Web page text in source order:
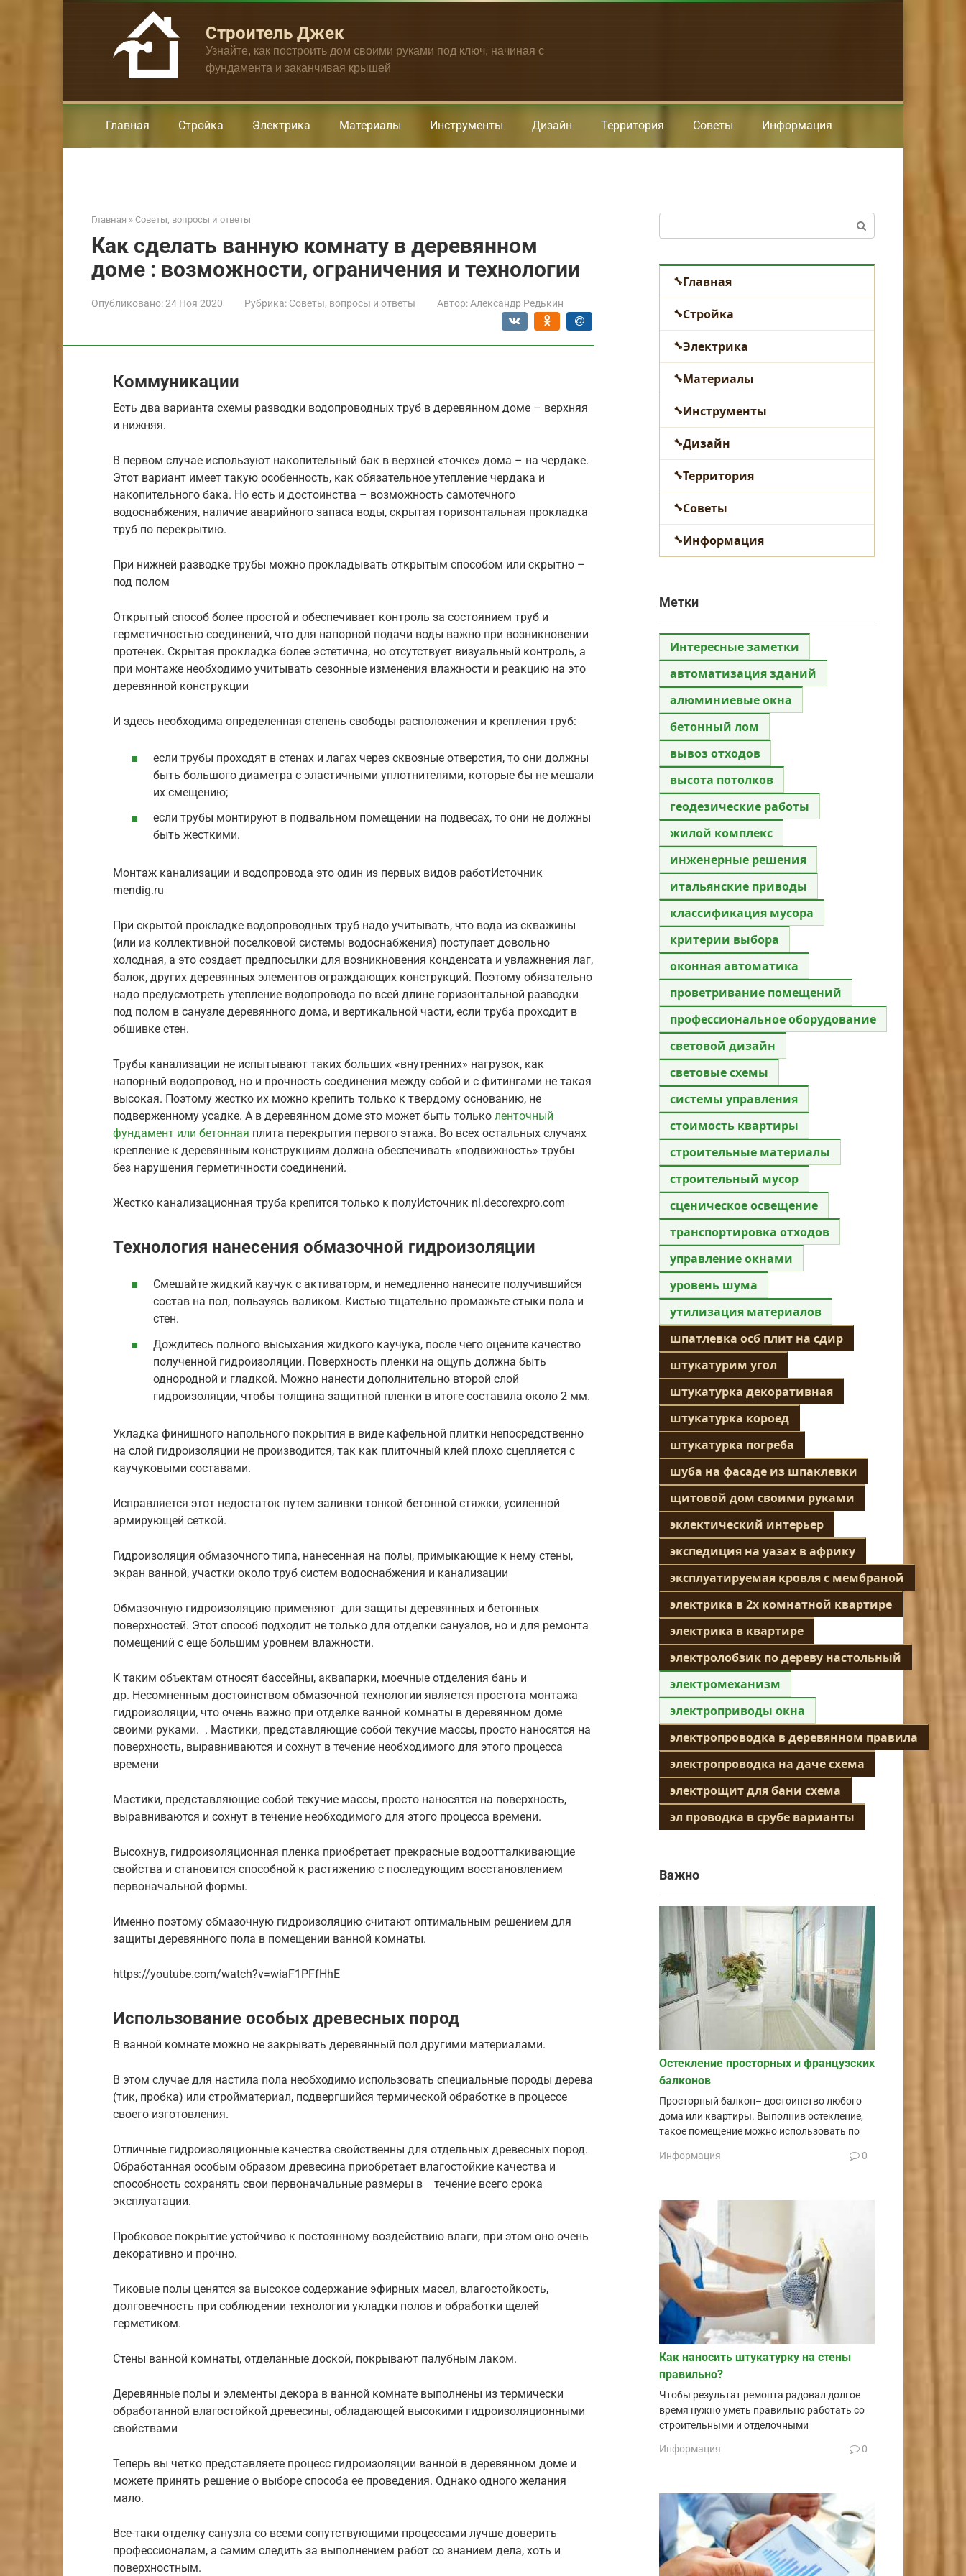
Строитель Джек
Узнайте, как построить дом своими руками под ключ, начиная с
фундамента и заканчивая крышей
Главная Стройка Электрика Материалы Инструменты Дизайн Территория Советы Информация
Главная » Советы, вопросы и ответы
Как сделать ванную комнату в деревянном
доме : возможности, ограничения и технологии
Опубликовано:24 Ноя 2020 Рубрика: Советы, вопросы и ответы Автор: Александр Редькин
Коммуникации
Есть два варианта схемы разводки водопроводных труб в деревянном доме – верхняя
и нижняя.
В первом случае используют накопительный бак в верхней «точке» дома – на чердаке.
Этот вариант имеет такую особенность, как обязательное утепление чердака и
накопительного бака. Но есть и достоинства – возможность самотечного
водоснабжения, наличие аварийного запаса воды, скрытая горизонтальная прокладка
труб по перекрытию.
При нижней разводке трубы можно прокладывать открытым способом или скрытно –
под полом
Открытый способ более простой и обеспечивает контроль за состоянием труб и
герметичностью соединений, что для напорной подачи воды важно при возникновении
протечек. Скрытая прокладка более эстетична, но отсутствует визуальный контроль, а
при монтаже необходимо учитывать сезонные изменения влажности и реакцию на это
деревянной конструкции
И здесь необходима определенная степень свободы расположения и крепления труб:
если трубы проходят в стенах и лагах через сквозные отверстия, то они должны
быть большого диаметра с эластичными уплотнителями, которые бы не мешали
их смещению;
если трубы монтируют в подвальном помещении на подвесах, то они не должны
быть жесткими.
Монтаж канализации и водопровода это один из первых видов работИсточник
mendig.ru
При скрытой прокладке водопроводных труб надо учитывать, что вода из скважины
(или из коллективной поселковой системы водоснабжения) поступает довольно
холодная, а это создает предпосылки для возникновения конденсата и увлажнения лаг,
балок, других деревянных элементов ограждающих конструкций. Поэтому обязательно
надо предусмотреть утепление водопровода по всей длине горизонтальной разводки
под полом в санузле деревянного дома, и вертикальной части, если труба проходит в
обшивке стен.
Трубы канализации не испытывают таких больших «внутренних» нагрузок, как
напорный водопровод, но и прочность соединения между собой и с фитингами не такая
высокая. Поэтому жестко их можно крепить только к твердому основанию, не
подверженному усадке. А в деревянном доме это может быть только ленточный
фундамент или бетонная плита перекрытия первого этажа. Во всех остальных случаях
крепление к деревянным конструкциям должна обеспечивать «подвижность» трубы
без нарушения герметичности соединений.
Жестко канализационная труба крепится только к полуИсточник nl.decorexpro.com
Технология нанесения обмазочной гидроизоляции
Смешайте жидкий каучук с активаторм, и немедленно нанесите получившийся
состав на пол, пользуясь валиком. Кистью тщательно промажьте стыки пола и
стен.
Дождитесь полного высыхания жидкого каучука, после чего оцените качество
полученной гидроизоляции. Поверхность пленки на ощупь должна быть
однородной и гладкой. Можно нанести дополнительно второй слой
гидроизоляции, чтобы толщина защитной пленки в итоге составила около 2 мм.
Укладка финишного напольного покрытия в виде кафельной плитки непосредственно
на слой гидроизоляции не производится, так как плиточный клей плохо сцепляется с
каучуковыми составами.
Исправляется этот недостаток путем заливки тонкой бетонной стяжки, усиленной
армирующей сеткой.
Гидроизоляция обмазочного типа, нанесенная на полы, примыкающие к нему стены,
экран ванной, участки около труб систем водоснабжения и канализации
Обмазочную гидроизоляцию применяют для защиты деревянных и бетонных
поверхностей. Этот способ подходит не только для отделки санузлов, но и для ремонта
помещений с еще большим уровнем влажности.
К таким объектам относят бассейны, аквапарки, моечные отделения бань и
др. Несомненным достоинством обмазочной технологии является простота монтажа
гидроизоляции, что очень важно при отделке ванной комнаты в деревянном доме
своими руками. . Мастики, представляющие собой текучие массы, просто наносятся на
поверхность, выравниваются и сохнут в течение необходимого для этого процесса
времени
Мастики, представляющие собой текучие массы, просто наносятся на поверхность,
выравниваются и сохнут в течение необходимого для этого процесса времени.
Высохнув, гидроизоляционная пленка приобретает прекрасные водоотталкивающие
свойства и становится способной к растяжению с последующим восстановлением
первоначальной формы.
Именно поэтому обмазочную гидроизоляцию считают оптимальным решением для
защиты деревянного пола в помещении ванной комнаты.
https://youtube.com/watch?v=wiaF1PFfHhE
Использование особых древесных пород
В ванной комнате можно не закрывать деревянный пол другими материалами.
В этом случае для настила пола необходимо использовать специальные породы дерева
(тик, пробка) или стройматериал, подвергшийся термической обработке в процессе
своего изготовления.
Отличные гидроизоляционные качества свойственны для отдельных древесных пород.
Обработанная особым образом древесина приобретает влагостойкие качества и
способность сохранять свои первоначальные размеры в течение всего срока
эксплуатации.
Пробковое покрытие устойчиво к постоянному воздействию влаги, при этом оно очень
декоративно и прочно.
Тиковые полы ценятся за высокое содержание эфирных масел, влагостойкость,
долговечность при соблюдении технологии укладки полов и обработки щелей
герметиком.
Стены ванной комнаты, отделанные доской, покрывают палубным лаком.
Деревянные полы и элементы декора в ванной комнате выполнены из термически
обработанной влагостойкой древесины, обладающей высокими гидроизоляционными
свойствами
Теперь вы четко представляете процесс гидроизоляции ванной в деревянном доме и
можете принять решение о выборе способа ее проведения. Однако одного желания
мало.
Все-таки отделку санузла со всеми сопутствующими процессами лучше доверить
профессионалам, а самим следить за выполнением работ со знанием дела, хоть и
поверхностным.
Главная
Стройка
Электрика
Материалы
Инструменты
Дизайн
Территория
Советы
Информация
Метки
Интересные заметки
автоматизация зданий
алюминиевые окна
бетонный лом
вывоз отходов
высота потолков
геодезические работы
жилой комплекс
инженерные решения
итальянские приводы
классификация мусора
критерии выбора
оконная автоматика
проветривание помещений
профессиональное оборудование
световой дизайн
световые схемы
системы управления
стоимость квартиры
строительные материалы
строительный мусор
сценическое освещение
транспортировка отходов
управление окнами
уровень шума
утилизация материалов
шпатлевка осб плит на сдир
штукатурим угол
штукатурка декоративная
штукатурка короед
штукатурка погреба
шуба на фасаде из шпаклевки
щитовой дом своими руками
эклектический интерьер
экспедиция на уазах в африку
эксплуатируемая кровля с мембраной
электрика в 2х комнатной квартире
электрика в квартире
электролобзик по дереву настольный
электромеханизм
электроприводы окна
электропроводка в деревянном правила
электропроводка на даче схема
электрощит для бани схема
эл проводка в срубе варианты
Важно
Остекление просторных и французских
балконов
Просторный балкон– достоинство любого
дома или квартиры. Выполнив остекление,
такое помещение можно использовать по
Информация 0
Как наносить штукатурку на стены
правильно?
Чтобы результат ремонта радовал долгое
время нужно уметь правильно работать со
строительными и отделочными
Информация 0